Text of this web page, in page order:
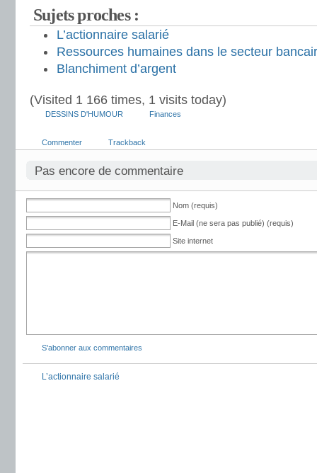
Sujets proches :
L’actionnaire salarié
Ressources humaines dans le secteur
Blanchiment d’argent
(Visited 1 166 times, 1 visits today)
DESSINS D'HUMOUR Finances
Commenter Trackback
Pas encore de commentaire
Nom (requis)
E-Mail (ne sera pas publié) (requis)
Site internet
S'abonner aux commentaires
L’actionnaire salarié